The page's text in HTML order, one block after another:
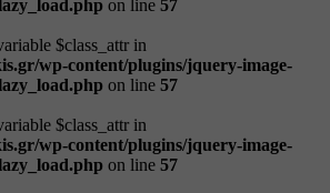
on line 57
$class_attr in
wp-content/plugins/jquery-image-
on line 57
$class_attr in
wp-content/plugins/jquery-image-
on line 57